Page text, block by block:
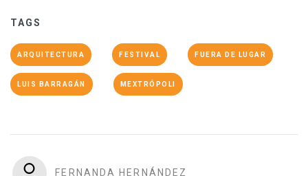
TAGS
ARQUITECTURA FESTIVAL FUERA DE LUGAR
LUIS BARRAGÁN MEXTRÓPOLI
FERNANDA HERNÁNDEZ